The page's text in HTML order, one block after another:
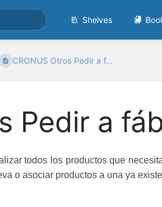
Shelves
CRONUS Otros Pedir a f...
Pedir a
todos los productos que
o asociar productos a una ya